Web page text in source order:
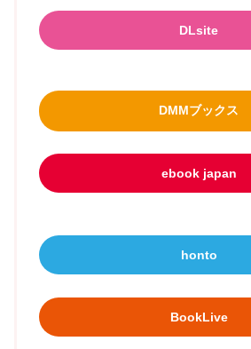
DLsite
DMMブックス
ebook japan
honto
BookLive